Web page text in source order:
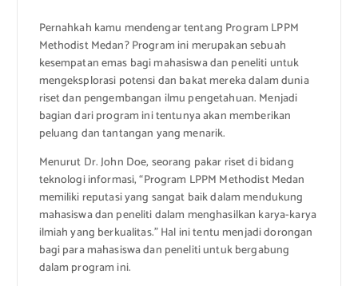
Pernahkah kamu mendengar tentang Program LPPM
Methodist Medan? Program ini merupakan sebuah
kesempatan emas bagi mahasiswa dan peneliti untuk
mengeksplorasi potensi dan bakat mereka dalam dunia
riset dan pengembangan ilmu pengetahuan. Menjadi
bagian dari program ini tentunya akan memberikan
peluang dan tantangan yang menarik.
Menurut Dr. John Doe, seorang pakar riset di bidang
teknologi informasi, “Program LPPM Methodist Medan
memiliki reputasi yang sangat baik dalam mendukung
mahasiswa dan peneliti dalam menghasilkan karya-karya
ilmiah yang berkualitas.” Hal ini tentu menjadi dorongan
bagi para mahasiswa dan peneliti untuk bergabung
dalam program ini.